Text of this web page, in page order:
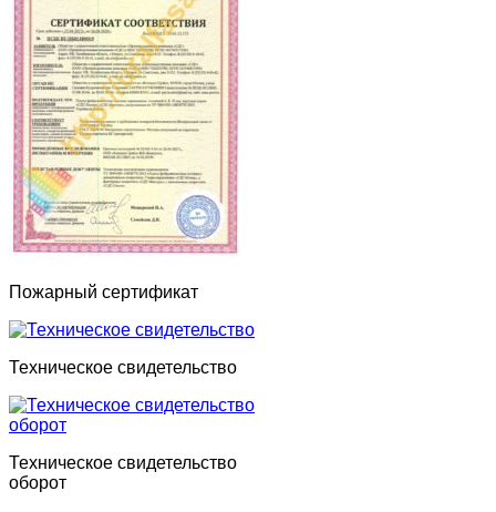
Пожарный сертификат
Техническое свидетельство
Техническое свидетельство
оборот